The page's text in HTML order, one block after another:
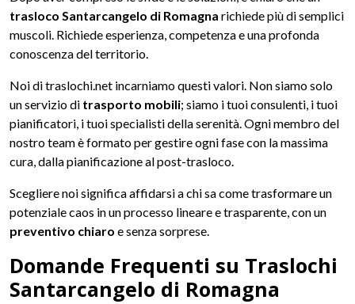
trasloco Santarcangelo di Romagna richiede più di semplici
muscoli. Richiede esperienza, competenza e una profonda
conoscenza del territorio.
Noi di traslochi.net incarniamo questi valori. Non siamo solo
un servizio di trasporto mobili; siamo i tuoi consulenti, i tuoi
pianificatori, i tuoi specialisti della serenità. Ogni membro del
nostro team è formato per gestire ogni fase con la massima
cura, dalla pianificazione al post-trasloco.
Scegliere noi significa affidarsi a chi sa come trasformare un
potenziale caos in un processo lineare e trasparente, con un
preventivo chiaro e senza sorprese.
Domande Frequenti su Traslochi
Santarcangelo di Romagna